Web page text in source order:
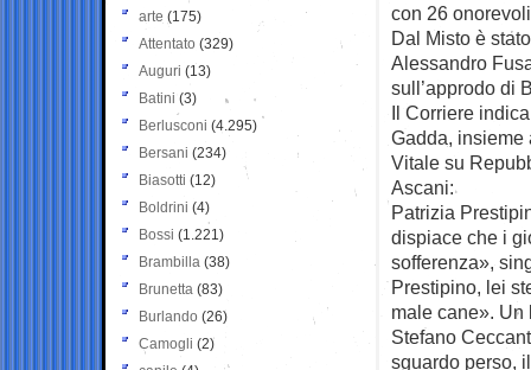
con 26
Dal Misto è
Alessandro
sull’approdo di
Il Corriere
Gadda, insieme
Vitale su
Ascani:
Patrizia
dispiace che i
sofferenza»,
Prestipino, lei
male cane». Un
Stefano
sguardo perso,
arte (175)
Attentato (329)
Auguri (13)
Batini (3)
Berlusconi (4.295)
Bersani (234)
Biasotti (12)
Boldrini (4)
Bossi (1.221)
Brambilla (38)
Brunetta (83)
Burlando (26)
Camogli (2)